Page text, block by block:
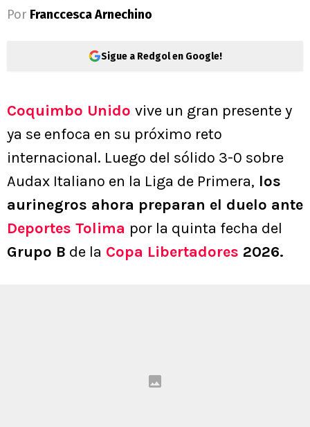
Por Franccesca Arnechino
Sigue a Redgol en Google!
Coquimbo Unido vive un gran presente y
ya se enfoca en su próximo reto
internacional. Luego del sólido 3-0 sobre
Audax Italiano en la Liga de Primera, los
aurinegros ahora preparan el duelo ante
Deportes Tolima por la quinta fecha del
Grupo B de la Copa Libertadores 2026.